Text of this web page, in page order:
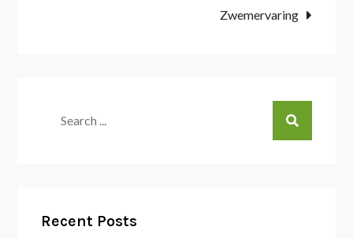
Zwemervaring
Recent Posts